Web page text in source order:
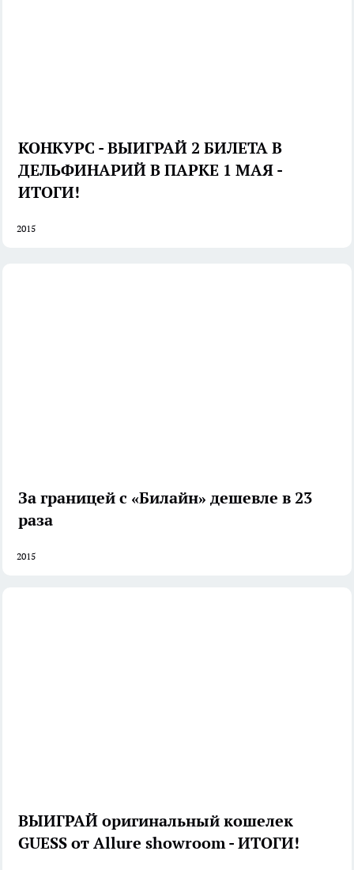
КОНКУРС - ВЫИГРАЙ 2 БИЛЕТА В
ДЕЛЬФИНАРИЙ В ПАРКЕ 1 МАЯ -
ИТОГИ!
2015
За границей с «Билайн» дешевле в 23
раза
2015
ВЫИГРАЙ оригинальный кошелек
GUESS от Allure showroom - ИТОГИ!